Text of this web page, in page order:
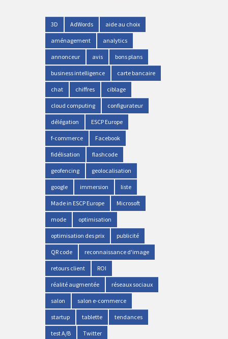
3D AdWords aide au choix
aménagement analytics
annonceur avis bons plans
business intelligence carte bancaire
chat chiffres ciblage
cloud computing configurateur
délégation ESCP Europe
f-commerce Facebook
fidélisation flashcode
geofencing geolocalisation
google immersion liste
Made in ESCP Europe Microsoft
mode optimisation
optimisation des prix publicité
QR code reconnaissance d'image
retours client ROI
réalité augmentée réseaux sociaux
salon salon e-commerce
startup tablette tendances
test A/B Twitter